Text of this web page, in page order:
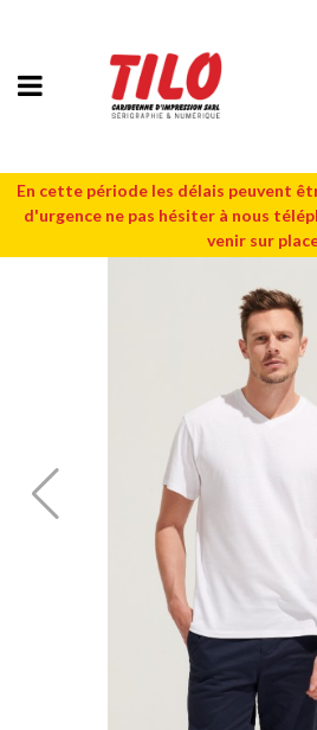
En cette période les délais peuvent
d'urgence ne pas hésiter à nous
venir sur